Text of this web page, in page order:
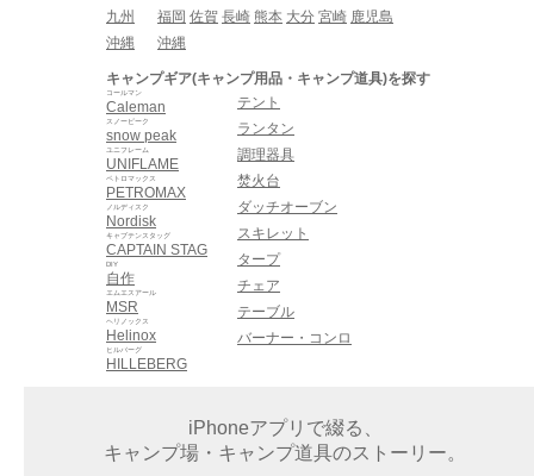
九州
福岡 佐賀 長崎 熊本 大分 宮崎 鹿児島
沖縄
沖縄
キャンプギア(キャンプ用品・キャンプ道具)を探す
Caleman
コールマン
snow peak
スノーピーク
UNIFLAME
ユニフレーム
PETROMAX
ペトロマックス
Nordisk
ノルディスク
CAPTAIN STAG
キャプテンスタッグ
自作
DIY
MSR
エムエスアール
Helinox
ヘリノックス
HILLEBERG
ヒルバーグ
テント
ランタン
調理器具
焚火台
ダッチオーブン
スキレット
タープ
チェア
テーブル
バーナー・コンロ
iPhoneアプリで綴る、
キャンプ場・キャンプ道具のストーリー。